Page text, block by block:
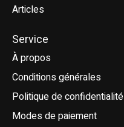
Articles
Service
À propos
Conditions générales
Politique de confidentialité
Modes de paiement